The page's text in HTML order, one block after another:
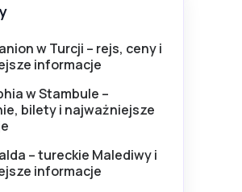
w Turcji – rejs, ceny i
informacje
w Stambule –
bilety i najważniejsze
– tureckie Malediwy i
informacje